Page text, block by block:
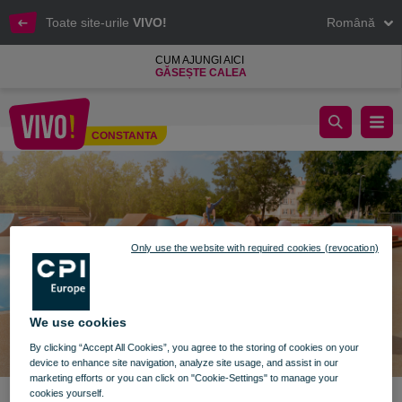
Toate site-urile VIVO! Română
CUM AJUNGI AICI
GĂSEȘTE CALEA
Constanta
CONSTANTA
Back to school la VIVO!
We use cookies
By clicking “Accept All Cookies”, you agree to the storing of cookies on your
device to enhance site navigation, analyze site usage, and assist in our
marketing efforts or you can click on "Cookie-Settings" to manage your
cookies yourself.
Only use the website with required cookies (revocation)